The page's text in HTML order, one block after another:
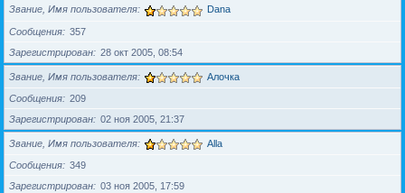
Звание, Имя пользователя Dana
Сообщения
357
Зарегистрирован
28 окт 2005, 08:54
Звание, Имя пользователя Алочка
Сообщения
209
Зарегистрирован
02 ноя 2005, 21:37
Звание, Имя пользователя Alla
Сообщения
349
Зарегистрирован
03 ноя 2005, 17:59